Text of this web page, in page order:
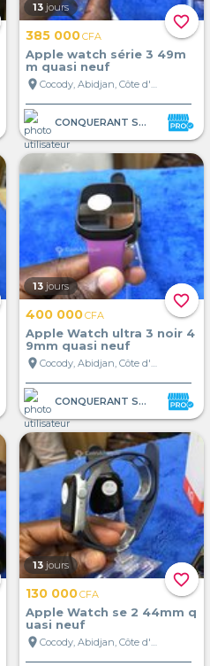
favorite_border
13 jours
385 000CFA
Apple watch série 3 49m
m quasi neuf
location_on
Cocody, Abidjan, Côte d'Ivoire
CONQUERANT STORE
favorite_border
13 jours
400 000CFA
Apple Watch ultra 3 noir 4
9mm quasi neuf
location_on
Cocody, Abidjan, Côte d'Ivoire
CONQUERANT STORE
favorite_border
13 jours
130 000CFA
Apple Watch se 2 44mm q
uasi neuf
location_on
Cocody, Abidjan, Côte d'Ivoire